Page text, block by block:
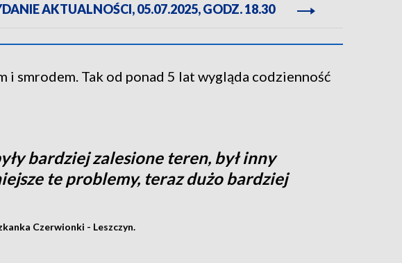
AKTUALNOŚCI, 05.07.2025, GODZ. 18.30
i smrodem. Tak od ponad 5 lat wygląda codzienność
bardziej zalesione teren, był inny
te problemy, teraz dużo bardziej
Czerwionki - Leszczyn.